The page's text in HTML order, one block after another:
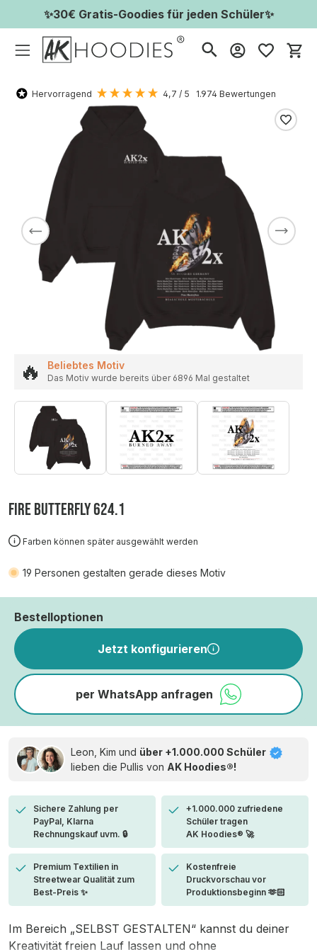
✨30€ Gratis-Goodies für jeden Schüler✨
Hervorragend 4,7 / 5 1.974 Bewertungen
🔥 Beliebtes Motiv
Das Motiv wurde bereits über 6896 Mal gestaltet
FIRE BUTTERFLY 624.1
Farben können später ausgewählt werden
19 Personen gestalten gerade dieses Motiv
Bestelloptionen
Jetzt konfigurieren
per WhatsApp anfragen
Leon, Kim und über +1.000.000 Schüler
lieben die Pullis von AK Hoodies®!
Sichere Zahlung per
PayPal, Klarna
Rechnungskauf uvm. 🔒
+1.000.000 zufriedene
Schüler tragen
AK Hoodies® 🚀
Premium Textilien in
Streetwear Qualität zum
Best-Preis ✨
Kostenfreie
Druckvorschau vor
Produktionsbeginn 🫶🏻
Im Bereich „SELBST GESTALTEN“ kannst du deiner
Kreativität freien Lauf lassen und ohne